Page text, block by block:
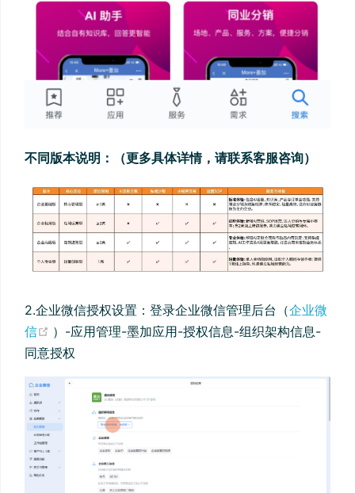
不同版本说明：（更多具体详情，请联系客服咨询）
2.企业微信授权设置：登录企业微信管理后台（企业微
信
(opens new window)
）-应用管理-墨加应用-授权信息-组织架构信息-
同意授权